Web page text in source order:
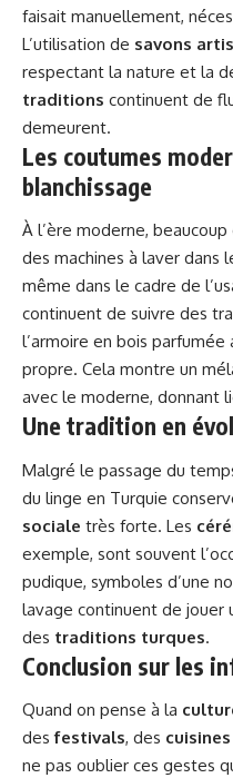
faisait manuellement,
L’utilisation de savons
respectant la nature et la
traditions continuent de
demeurent.
Les coutumes
blanchissage
À l’ère moderne,
des machines à laver dans
même dans le cadre de
continuent de suivre des
l’armoire en bois
propre. Cela montre un
avec le moderne, donnant
Une tradition en
Malgré le passage du
du linge en Turquie
sociale très forte. Les
exemple, sont souvent
pudique, symboles d’une
lavage continuent de jouer
des traditions turques.
Conclusion sur les
Quand on pense à la
desfestivals, des cuisines
ne pas oublier ces gestes